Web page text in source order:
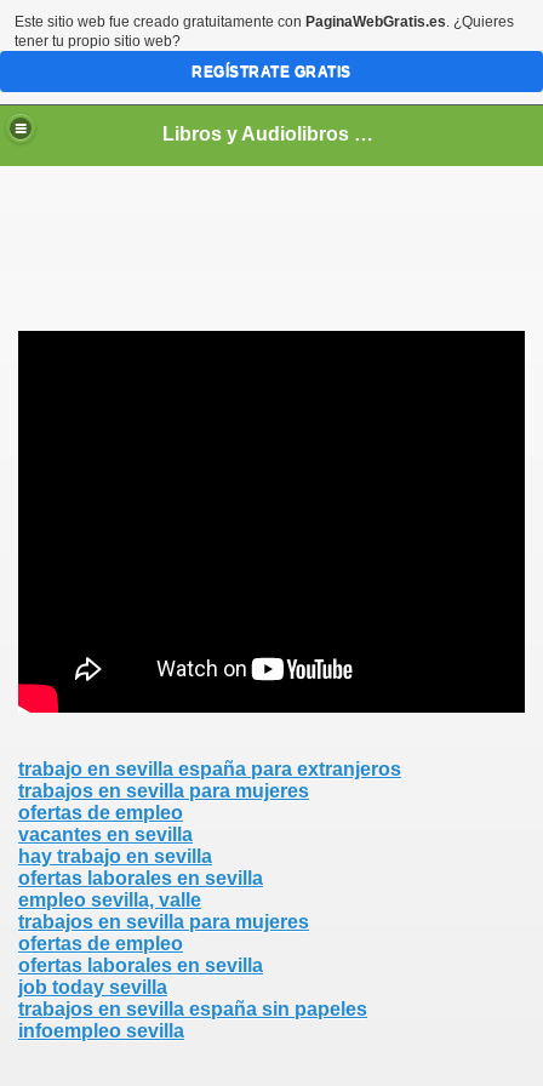
Libros y Audiolibros Para emprendedores
trabajo en sevilla españa para extranjeros
trabajos en sevilla para mujeres
ofertas de empleo
vacantes en sevilla
hay trabajo en sevilla
ofertas laborales en sevilla
empleo sevilla, valle
trabajos en sevilla para mujeres
ofertas de empleo
ofertas laborales en sevilla
job today sevilla
trabajos en sevilla españa sin papeles
infoempleo sevilla
Este sitio web fue creado gratuitamente con PaginaWebGratis.es. ¿Quieres
tener tu propio sitio web?
REGÍSTRATE GRATIS